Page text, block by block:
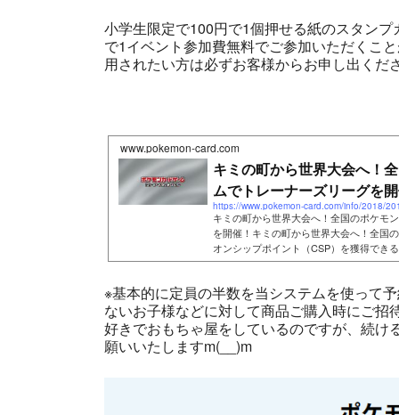
小学生限定で100円で1個押せる紙のスタン
で1イベント参加費無料でご参加いただくこ
用されたい方は必ずお客様からお申し出くだ
www.pokemon-card.com
キミの町から世界大会へ！
ムでトレーナーズリーグを
https://www.pokemon-card.com/info/2018/
キミの町から世界大会へ！全国のポケモ
を開催！キミの町から世界大会へ！全国
オンシップポイント（CSP）を獲得でき
※基本的に定員の半数を当システムを使って
ないお子様などに対して商品ご購入時にご
好きでおもちゃ屋をしているのですが、続
願いいたしますm(__)m